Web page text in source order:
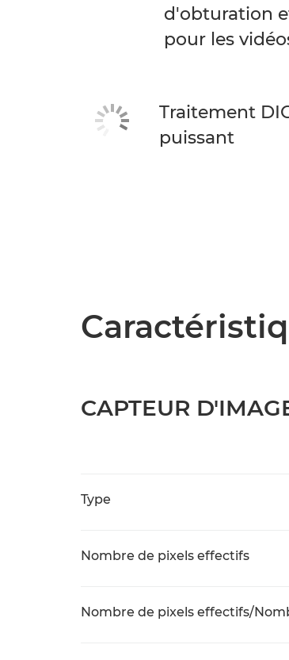
d'obturation
pour les
Traitement
puissant
CAPTEUR
Type
Nombre de pixels effectifs
Nombre de pixels effectifs/